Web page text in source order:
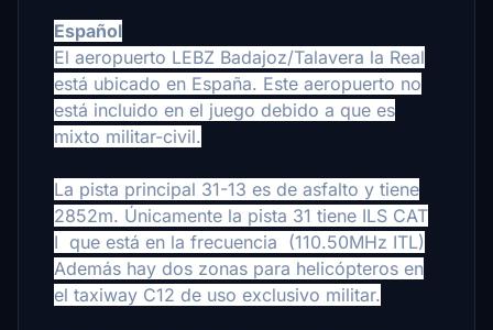
Español
El aeropuerto LEBZ Badajoz/Talavera la Real
está ubicado en España. Este aeropuerto no
está incluido en el juego debido a que es
mixto militar-civil.
La pista principal 31-13 es de asfalto y tiene
2852m. Únicamente la pista 31 tiene ILS CAT
I que está en la frecuencia (110.50MHz ITL)
Además hay dos zonas para helicópteros en
el taxiway C12 de uso exclusivo militar.